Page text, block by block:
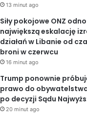
13 minut ago
Siły pokojowe ONZ
największą eskalację
działań w Libanie od
broni w czerwcu
16 minut ago
Trump ponownie
prawo do
po decyzji Sądu
20 minut ago